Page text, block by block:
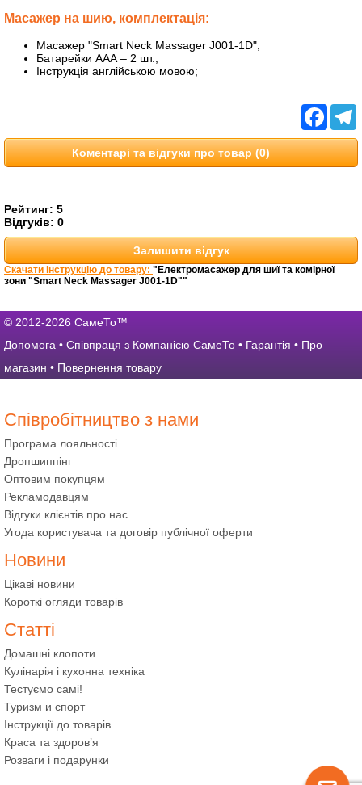
Масажер на шию, комплектація:
Масажер "Smart Neck Massager J001-1D";
Батарейки ААА – 2 шт.;
Інструкція англійською мовою;
Коментарі та відгуки про товар (0)
Рейтинг: 5
Відгуків: 0
Залишити відгук
Скачати інструкцію до товару: "Електромасажер для шиї та комірної
зони "Smart Neck Massager J001-1D""
© 2012-2026 СамеТо™
Допомога • Співпраця з Компанією СамеТо • Гарантія • Про
магазин • Повернення товару
Співробітництво з нами
Програма лояльності
Дропшиппінг
Оптовим покупцям
Рекламодавцям
Відгуки клієнтів про нас
Угода користувача та договір публічної оферти
Новини
Цікаві новини
Короткі огляди товарів
Статті
Домашні клопоти
Кулінарія і кухонна техніка
Тестуємо самі!
Туризм и спорт
Інструкції до товарів
Краса та здоров’я
Розваги і подарунки